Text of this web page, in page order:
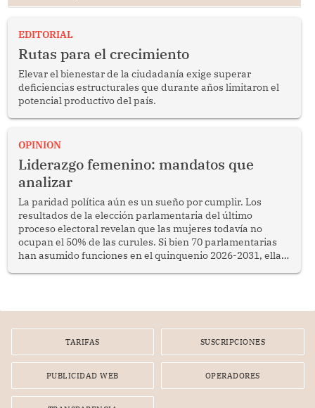
EDITORIAL
Rutas para el crecimiento
Elevar el bienestar de la ciudadanía exige superar
deficiencias estructurales que durante años limitaron el
potencial productivo del país.
OPINION
Liderazgo femenino: mandatos que
analizar
La paridad política aún es un sueño por cumplir. Los
resultados de la elección parlamentaria del último
proceso electoral revelan que las mujeres todavía no
ocupan el 50% de las curules. Si bien 70 parlamentarias
han asumido funciones en el quinquenio 2026-2031, ellas
TARIFAS SUSCRIPCIONES
PUBLICIDAD WEB OPERADORES